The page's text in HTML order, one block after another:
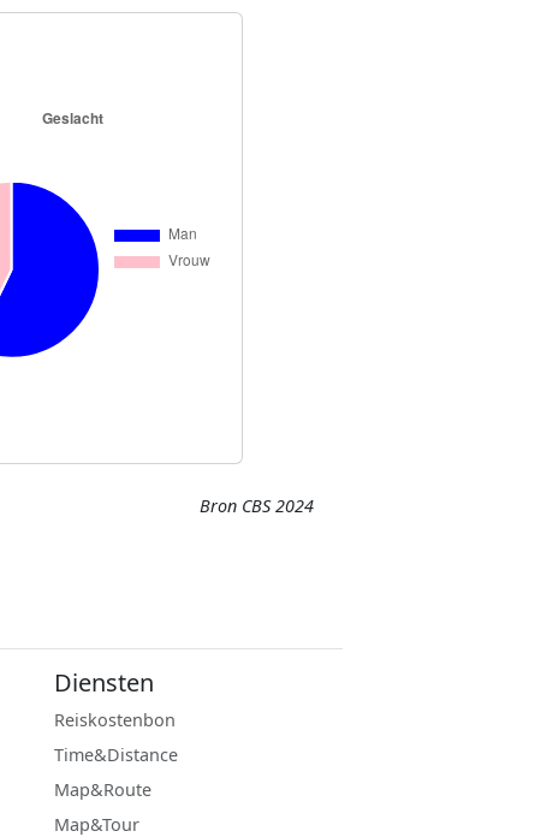
Bron CBS 2024
Diensten
Reiskostenbon
Time&Distance
Map&Route
Map&Tour